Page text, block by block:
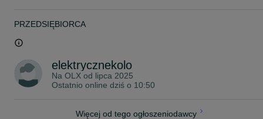
PRZEDSIĘBIORCA
elektrycznekolo
Na OLX od lipca 2025
Ostatnio online dziś o 10:50
Więcej od tego ogłoszeniodawcy